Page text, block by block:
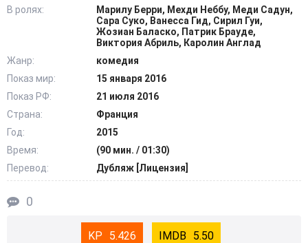
В ролях:
Марилу Берри, Мехди Неббу, Меди Садун,
Сара Суко, Ванесса Гид, Сирил Гуи,
Жозиан Баласко, Патрик Брауде,
Виктория Абриль, Каролин Англад
Жанр:
комедия
Показ мир:
15 января 2016
Показ РФ:
21 июля 2016
Страна:
Франция
Год:
2015
Время:
(90 мин. / 01:30)
Перевод:
Дубляж [Лицензия]
0
5.426 5.50